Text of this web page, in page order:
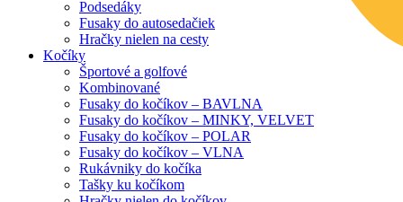
Podsedáky
Fusaky do autosedačiek
Hračky nielen na cesty
Kočíky
Športové a golfové
Kombinované
Fusaky do kočíkov – BAVLNA
Fusaky do kočíkov – MINKY, VELVET
Fusaky do kočíkov – POLAR
Fusaky do kočíkov – VLNA
Rukávniky do kočíka
Tašky ku kočíkom